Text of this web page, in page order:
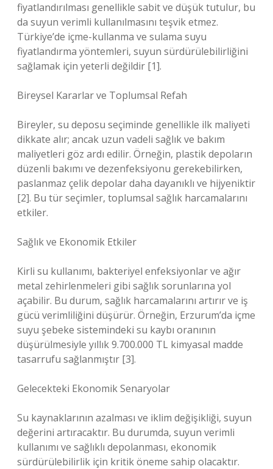
fiyatlandırılması genellikle sabit ve düşük tutulur, bu
da suyun verimli kullanılmasını teşvik etmez.
Türkiye’de içme-kullanma ve sulama suyu
fiyatlandırma yöntemleri, suyun sürdürülebilirliğini
sağlamak için yeterli değildir [1].
Bireysel Kararlar ve Toplumsal Refah
Bireyler, su deposu seçiminde genellikle ilk maliyeti
dikkate alır; ancak uzun vadeli sağlık ve bakım
maliyetleri göz ardı edilir. Örneğin, plastik depoların
düzenli bakımı ve dezenfeksiyonu gerekebilirken,
paslanmaz çelik depolar daha dayanıklı ve hijyeniktir
[2]. Bu tür seçimler, toplumsal sağlık harcamalarını
etkiler.
Sağlık ve Ekonomik Etkiler
Kirli su kullanımı, bakteriyel enfeksiyonlar ve ağır
metal zehirlenmeleri gibi sağlık sorunlarına yol
açabilir. Bu durum, sağlık harcamalarını artırır ve iş
gücü verimliliğini düşürür. Örneğin, Erzurum’da içme
suyu şebeke sistemindeki su kaybı oranının
düşürülmesiyle yıllık 9.700.000 TL kimyasal madde
tasarrufu sağlanmıştır [3].
Gelecekteki Ekonomik Senaryolar
Su kaynaklarının azalması ve iklim değişikliği, suyun
değerini artıracaktır. Bu durumda, suyun verimli
kullanımı ve sağlıklı depolanması, ekonomik
sürdürülebilirlik için kritik öneme sahip olacaktır.